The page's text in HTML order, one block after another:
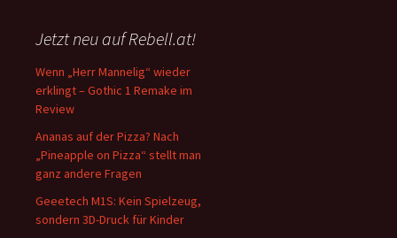
Jetzt neu auf Rebell.at!
Wenn „Herr Mannelig“ wieder
erklingt – Gothic 1 Remake im
Review
Ananas auf der Pizza? Nach
„Pineapple on Pizza“ stellt man
ganz andere Fragen
Geeetech M1S: Kein Spielzeug,
sondern 3D-Druck für Kinder